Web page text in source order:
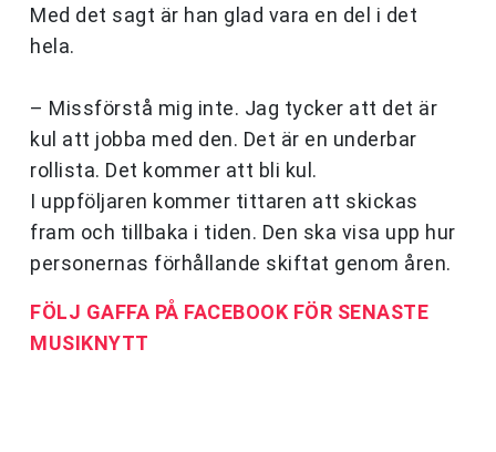
Med det sagt är han glad vara en del i det
hela.
– Missförstå mig inte. Jag tycker att det är
kul att jobba med den. Det är en underbar
rollista. Det kommer att bli kul.
I uppföljaren kommer tittaren att skickas
fram och tillbaka i tiden. Den ska visa upp hur
personernas förhållande skiftat genom åren.
FÖLJ GAFFA PÅ FACEBOOK FÖR SENASTE
MUSIKNYTT